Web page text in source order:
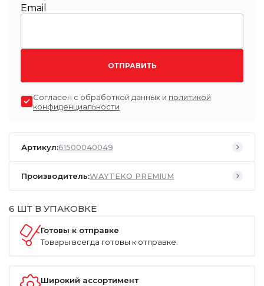
Email
ОТПРАВИТЬ
Согласен с обработкой данных и политикой
конфиденциальности
Артикул:61500040049
Производитель:WAYTEKO PREMIUM
6 ШТ В УПАКОВКЕ
Готовы к отправке
Товары всегда готовы к отправке.
Широкий ассортимент